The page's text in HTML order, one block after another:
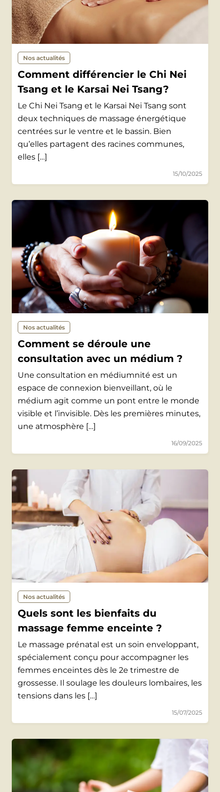
Nos actualités
Comment différencier le Chi Nei
Tsang et le Karsai Nei Tsang?
Le Chi Nei Tsang et le Karsai Nei Tsang sont
deux techniques de massage énergétique
centrées sur le ventre et le bassin. Bien
qu’elles partagent des racines communes,
elles […]
15/10/2025
Nos actualités
Comment se déroule une
consultation avec un médium ?
Une consultation en médiumnité est un
espace de connexion bienveillant, où le
médium agit comme un pont entre le monde
visible et l’invisible. Dès les premières minutes,
une atmosphère […]
16/09/2025
Nos actualités
Quels sont les bienfaits du
massage femme enceinte ?
Le massage prénatal est un soin enveloppant,
spécialement conçu pour accompagner les
femmes enceintes dès le 2e trimestre de
grossesse. Il soulage les douleurs lombaires, les
tensions dans les […]
15/07/2025